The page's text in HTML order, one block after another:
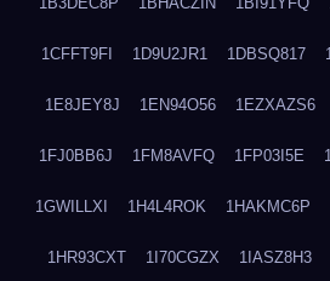
1CFFT9FI 1D9U2JR1 1DBSQ817
1E8JEY8J 1EN94O56 1EZXAZS6
1FJ0BB6J 1FM8AVFQ 1FP03I5E
1GWILLXI 1H4L4ROK 1HAKMC6P
1HR93CXT 1I70CGZX 1IASZ8H3